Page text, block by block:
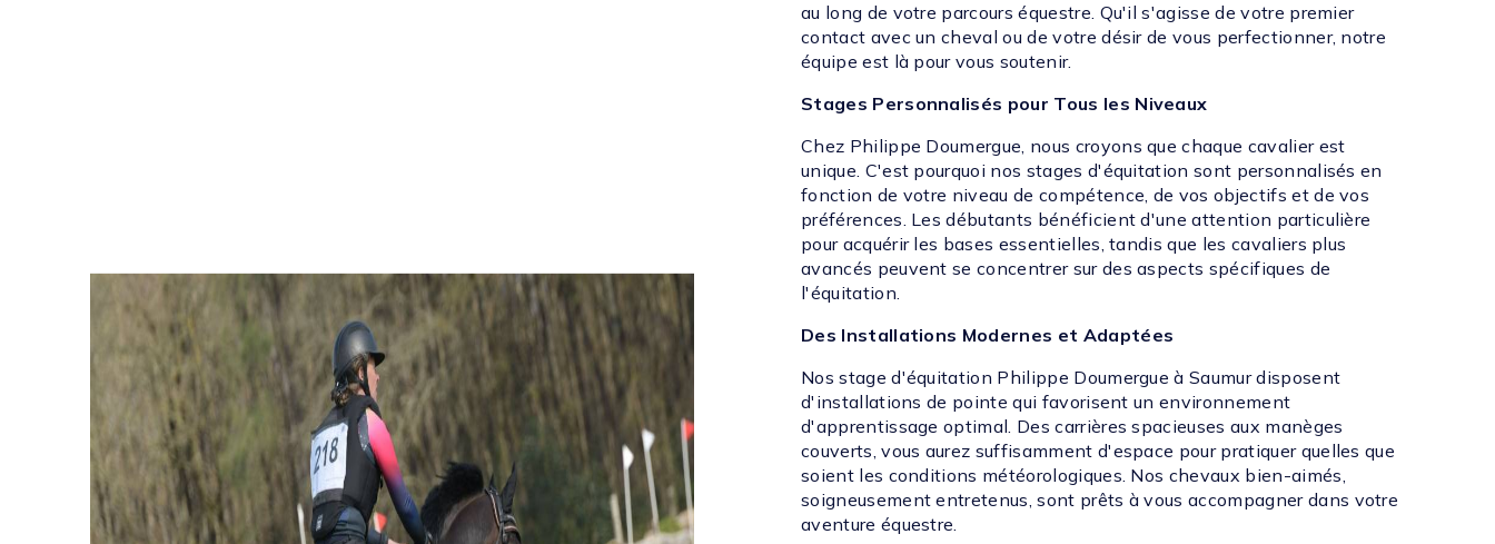
au long de votre parcours équestre. Qu'il s'agisse de votre premier
contact avec un cheval ou de votre désir de vous perfectionner, notre
équipe est là pour vous soutenir.
Stages Personnalisés pour Tous les Niveaux
Chez Philippe Doumergue, nous croyons que chaque cavalier est
unique. C'est pourquoi nos stages d'équitation sont personnalisés en
fonction de votre niveau de compétence, de vos objectifs et de vos
préférences. Les débutants bénéficient d'une attention particulière
pour acquérir les bases essentielles, tandis que les cavaliers plus
avancés peuvent se concentrer sur des aspects spécifiques de
l'équitation.
Des Installations Modernes et Adaptées
Nos stage d'équitation Philippe Doumergue à Saumur disposent
d'installations de pointe qui favorisent un environnement
d'apprentissage optimal. Des carrières spacieuses aux manèges
couverts, vous aurez suffisamment d'espace pour pratiquer quelles que
soient les conditions météorologiques. Nos chevaux bien-aimés,
soigneusement entretenus, sont prêts à vous accompagner dans votre
aventure équestre.